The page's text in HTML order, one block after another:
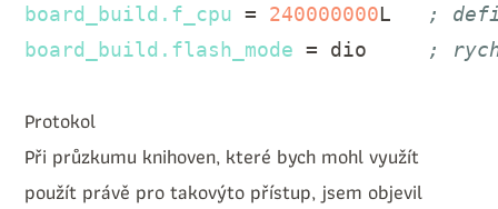
board_build.f_cpu = 240000000L
;
board_build.flash_mode = dio ;
Protokol
Při průzkumu knihoven, které bych mohl využít
použít právě pro takovýto přístup, jsem objevil